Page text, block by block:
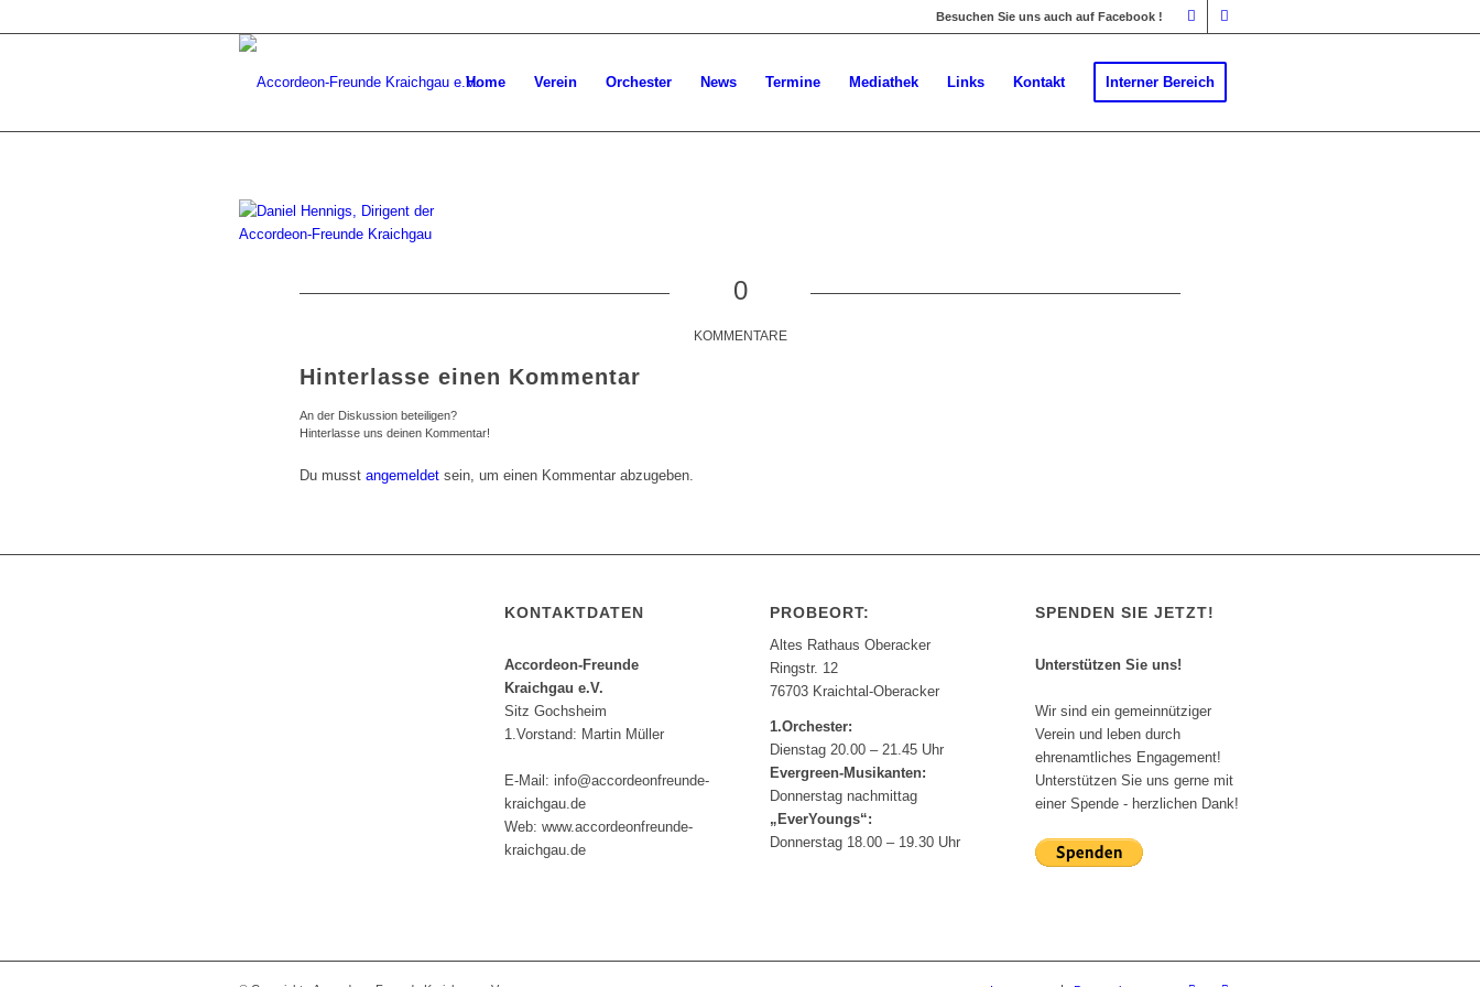
Besuchen Sie uns auch auf Facebook !
Home Verein Orchester News Termine Mediathek Links Kontakt Interner Bereich
0
KOMMENTARE
Hinterlasse einen Kommentar
An der Diskussion beteiligen?
Hinterlasse uns deinen Kommentar!
Du musst angemeldet sein, um einen Kommentar abzugeben.
KONTAKTDATEN
Accordeon-Freunde
Kraichgau e.V.
Sitz Gochsheim
1.Vorstand: Martin Müller
E-Mail: info@accordeonfreunde-
kraichgau.de
Web: www.accordeonfreunde-
kraichgau.de
PROBEORT:
Altes Rathaus Oberacker
Ringstr. 12
76703 Kraichtal-Oberacker
1.Orchester:
Dienstag 20.00 – 21.45 Uhr
Evergreen-Musikanten:
Donnerstag nachmittag
„EverYoungs“:
Donnerstag 18.00 – 19.30 Uhr
SPENDEN SIE JETZT!
Unterstützen Sie uns!
Wir sind ein gemeinnütziger
Verein und leben durch
ehrenamtliches Engagement!
Unterstützen Sie uns gerne mit
einer Spende - herzlichen Dank!